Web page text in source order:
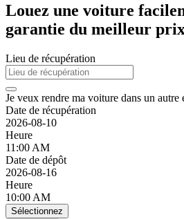
Louez une voiture
garantie du meilleur
Lieu de récupération
Je veux rendre ma voiture dans un autre
Date de récupération
2026-08-10
Heure
11:00 AM
Date de dépôt
2026-08-16
Heure
10:00 AM
Sélectionnez